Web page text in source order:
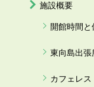
施設概要
開館時間と
東向島出張
カフェレス